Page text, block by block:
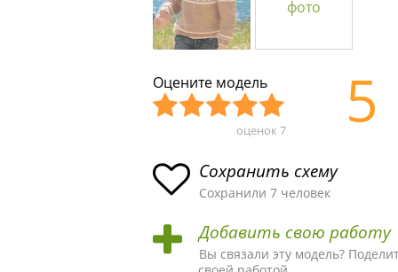
фото
Оцените модель
асн
ая
ма
пло
хая
ма
ыч
ная
ма
Хор
ая
ма
Отл
ая
ма!
оценок 7 5
Сохранить схему
Сохранили 7 человек
Добавить свою работу
Вы связали эту модель?